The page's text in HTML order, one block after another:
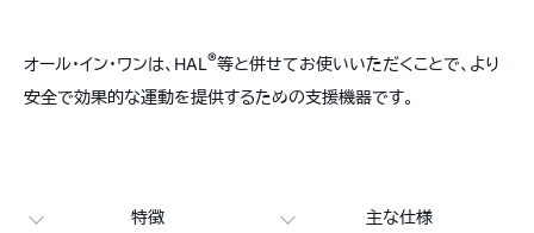
オール・イン・ワンは、HAL®等と併せてお使いいただくことで、より
安全で効果的な運動を提供するための支援機器です。
特徴 主な仕様